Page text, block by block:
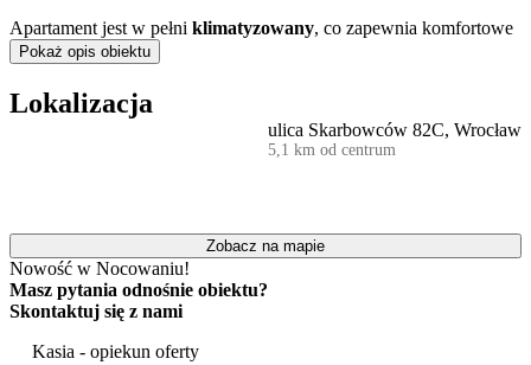
Apartament jest w pełni klimatyzowany, co zapewnia komfortowe
warunki pobytu przez cały rok.
Wyposażenie obejmuje przestronną łazienkę z dużym prysznicem
oraz wszystkie niezbędne sprzęty codziennego użytku. W aneksie
kuchennym znajduje się lodówka, kuchenka mikrofalowa i czajnik
elektryczny. Goście mogą także korzystać z pralki, żelazka, deski do
Lokal mieści się na trzecim piętrze budynku, do którego prowadzi
winda. Dla zmotoryzowanych gości przygotowano bezpłatne
miejsce parkingowe w garażu podziemnym
znajduje się równieżplac zabaw
podróżujących z najmłodszymi istnieje możliwość skorzystania z
Pokaż opis obiektu
Lokalizacja
ulica Skarbowców 82C, Wrocław
5,1 km od centrum
Zobacz na mapie
Nowość w Nocowaniu!
Masz pytania odnośnie obiektu?
Skontaktuj się z nami
Kasia - opiekun oferty